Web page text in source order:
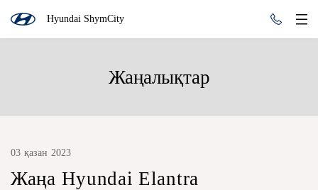
Hyundai ShymCity
Жаңалықтар
03 қазан 2023
Жаңа Hyundai Elantra